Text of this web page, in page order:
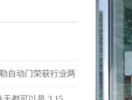
自动门荣获行业两